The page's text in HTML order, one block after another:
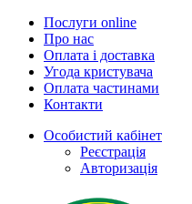
Послуги online
Про нас
Оплата і доставка
Угода кристувача
Оплата частинами
Контакти
Особистий кабінет
Реєстрація
Авторизація